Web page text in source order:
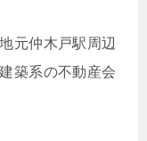
元仲木戸駅周辺
築系の不動産会